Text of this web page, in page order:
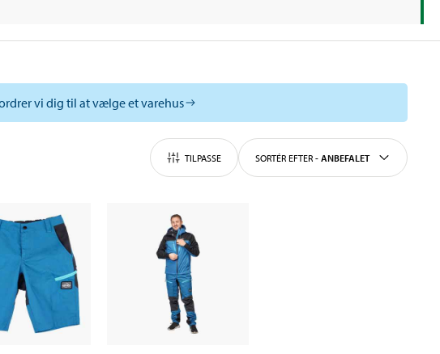
vi dig til at vælge et varehus
TILPASSE SORTÉR EFTER - ANBEFALET